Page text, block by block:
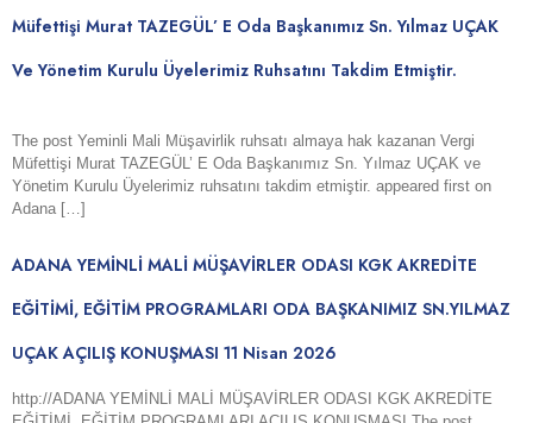
Müfettişi Murat TAZEGÜL’ E Oda Başkanımız Sn. Yılmaz UÇAK
Ve Yönetim Kurulu Üyelerimiz Ruhsatını Takdim Etmiştir.
The post Yeminli Mali Müşavirlik ruhsatı almaya hak kazanan Vergi
Müfettişi Murat TAZEGÜL’ E Oda Başkanımız Sn. Yılmaz UÇAK ve
Yönetim Kurulu Üyelerimiz ruhsatını takdim etmiştir. appeared first on
Adana […]
ADANA YEMİNLİ MALİ MÜŞAVİRLER ODASI KGK AKREDİTE
EĞİTİMİ, EĞİTİM PROGRAMLARI ODA BAŞKANIMIZ SN.YILMAZ
UÇAK AÇILIŞ KONUŞMASI 11 Nisan 2026
http://ADANA YEMİNLİ MALİ MÜŞAVİRLER ODASI KGK AKREDİTE